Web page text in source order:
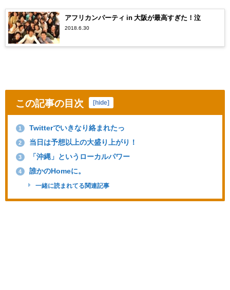
アフリカンパーティ in 大阪が最高すぎた！泣
2018.6.30
この記事の目次 [hide]
1 Twitterでいきなり絡まれたっ
2 当日は予想以上の大盛り上がり！
3 「沖縄」というローカルパワー
4 誰かのHomeに。
一緒に読まれてる関連記事